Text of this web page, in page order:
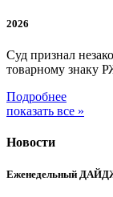
2026
Суд признал
товарному знаку
Подробнее
показать все »
Новости
Еженедельный